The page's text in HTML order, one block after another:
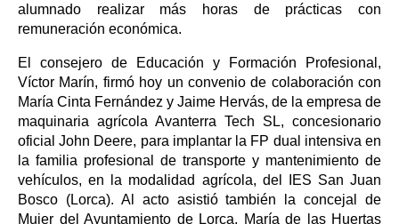
alumnado realizar más horas de prácticas con
remuneración económica.
El consejero de Educación y Formación Profesional,
Víctor Marín, firmó hoy un convenio de colaboración con
María Cinta Fernández y Jaime Hervás, de la empresa de
maquinaria agrícola Avanterra Tech SL, concesionario
oficial John Deere, para implantar la FP dual intensiva en
la familia profesional de transporte y mantenimiento de
vehículos, en la modalidad agrícola, del IES San Juan
Bosco (Lorca). Al acto asistió también la concejal de
Mujer del Ayuntamiento de Lorca, María de las Huertas